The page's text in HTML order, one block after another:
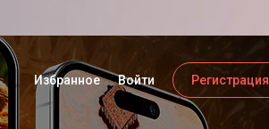
Избранное Войти Регистрация